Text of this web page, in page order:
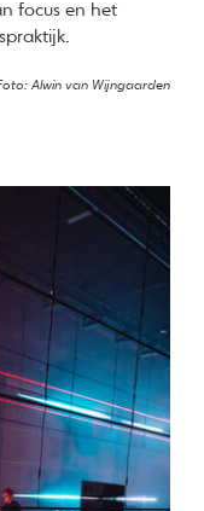
focus en het
Alwin van Wijngaarden